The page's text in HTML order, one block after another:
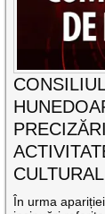
În urma